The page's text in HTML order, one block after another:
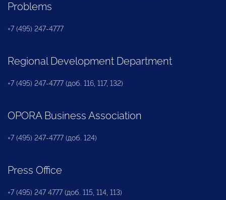
Problems
+7 (495) 247-4777
Regional Development Department
+7 (495) 247-4777 (доб. 116, 117, 132)
OPORA Business Association
+7 (495) 247-4777 (доб. 124)
Press Office
+7 (495) 247 4777 (доб. 115, 114, 113)